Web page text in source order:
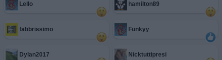
Lello hamilton89
fabbrissimo Funkyy
Dylan2017 Nicktuttipresi